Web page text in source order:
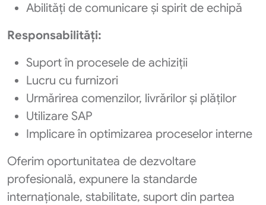
Abilități de comunicare și spirit de echipă
Responsabilități:
Suport în procesele de achiziții
Lucru cu furnizori
Urmărirea comenzilor, livrărilor și plăților
Utilizare SAP
Implicare în optimizarea proceselor interne
Oferim oportunitatea de dezvoltare
profesională, expunere la standarde
internaționale, stabilitate, suport din partea